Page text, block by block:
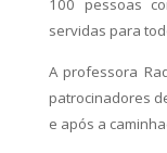
100 pessoas
servidas para
A professora
patrocinadores
e após a